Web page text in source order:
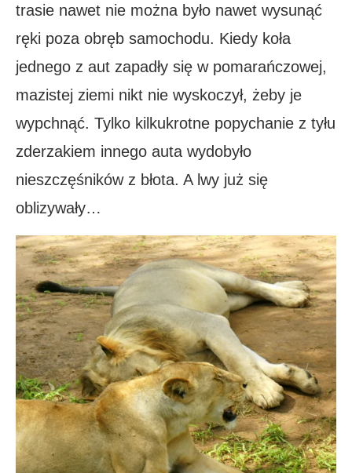
trasie nawet nie można było nawet wysunąć
ręki poza obręb samochodu. Kiedy koła
jednego z aut zapadły się w pomarańczowej,
mazistej ziemi nikt nie wyskoczył, żeby je
wypchnąć. Tylko kilkukrotne popychanie z tyłu
zderzakiem innego auta wydobyło
nieszczęśników z błota. A lwy już się
oblizywały…